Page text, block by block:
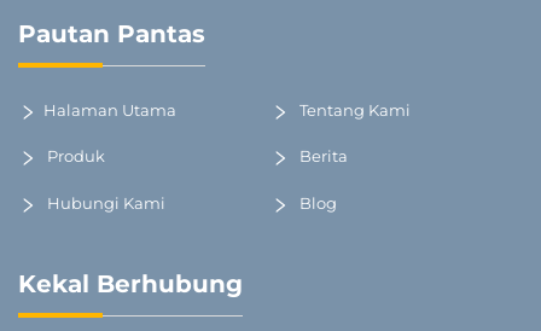
Pautan Pantas
Halaman Utama Tentang Kami
Produk Berita
Hubungi Kami Blog
Kekal Berhubung